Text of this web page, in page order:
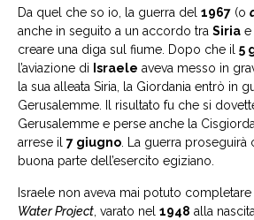
Da quel che so io, la guerra del 1967 (o
anche in seguito a un accordo tra Siria e
creare una diga sul fiume. Dopo che il 5
l’aviazione di Israele aveva messo in
la sua alleata Siria, la Giordania entrò in
Gerusalemme. Il risultato fu che si
Gerusalemme e perse anche la
arrese il 7 giugno . La guerra
buona parte dell’esercito egiziano.
Israele non aveva mai potuto
Water Project , varato nel 1948 alla